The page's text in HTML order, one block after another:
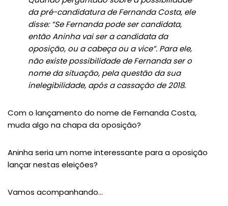
da pré-candidatura de Fernanda Costa, ele
disse: “Se Fernanda pode ser candidata,
então Aninha vai ser a candidata da
oposição, ou a cabeça ou a vice”. Para ele,
não existe possibilidade de Fernanda ser o
nome da situação, pela questão da sua
inelegibilidade, após a cassação de 2018.
Com o lançamento do nome de Fernanda Costa,
muda algo na chapa da oposição?
Aninha seria um nome interessante para a oposição
lançar nestas eleições?
Vamos acompanhando…